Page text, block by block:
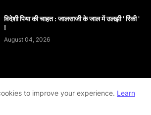
विदेशी पिया की चाहत : जालसाजी के जाल में उलझी ' रिंकी '
!
August 04, 2026
About contact-us
Disclaimer
to improve your experience. Learn